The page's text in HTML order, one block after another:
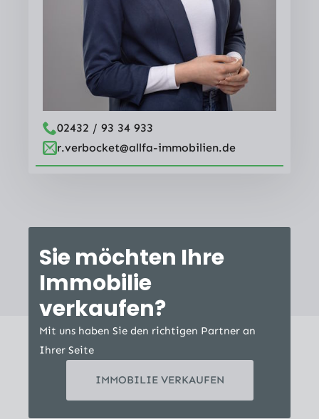
02432 / 93 34 933
r.verbocket@allfa-immobilien.de
Sie möchten Ihre
Immobilie
verkaufen?
Mit uns haben Sie den richtigen Partner an
Ihrer Seite
IMMOBILIE VERKAUFEN